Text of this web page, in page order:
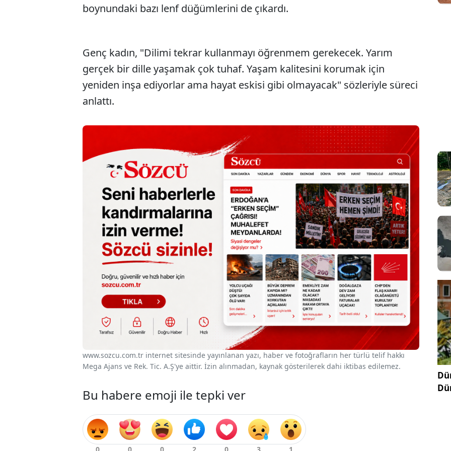
boynundaki bazı lenf düğümlerini de çıkardı.
Genç kadın, "Dilimi tekrar kullanmayı öğrenmem gerekecek. Yarım
gerçek bir dille yaşamak çok tuhaf. Yaşam kalitesini korumak için
yeniden inşa ediyorlar ama hayat eskisi gibi olmayacak" sözleriyle süreci
anlattı.
www.sozcu.com.tr internet sitesinde yayınlanan yazı, haber ve fotoğrafların her türlü telif hakkı
Mega Ajans ve Rek. Tic. A.Ş'ye aittir. İzin alınmadan, kaynak gösterilerek dahi iktibas edilemez.
Bu habere emoji ile tepki ver